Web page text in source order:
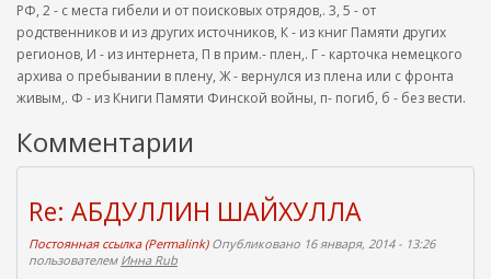
РФ, 2 - с места гибели и от поисковых отрядов,. 3, 5 - от
родственников и из других источников, К - из книг Памяти других
регионов, И - из интернета, П в прим.- плен,. Г - карточка немецкого
архива о пребывании в плену, Ж - вернулся из плена или с фронта
живым,. Ф - из Книги Памяти Финской войны, п- погиб, б - без вести.
Комментарии
Re: АБДУЛЛИН ШАЙХУЛЛА
Постоянная ссылка (Permalink)Опубликовано 16 января, 2014 - 13:26
пользователем Инна Rub